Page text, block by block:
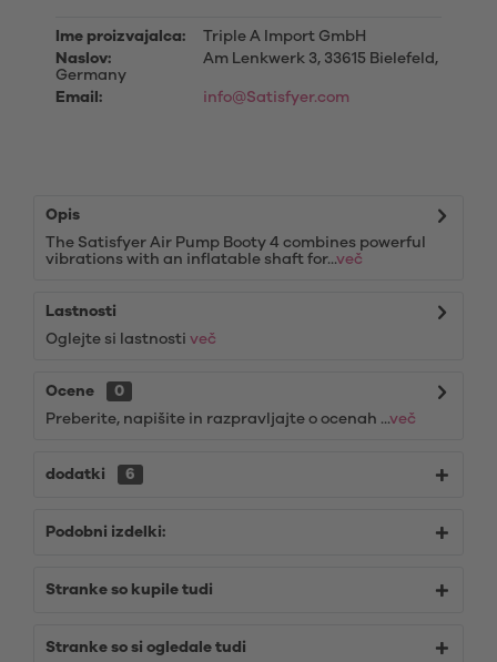
Ime proizvajalca:
Triple A Import GmbH
Naslov:
Am Lenkwerk 3, 33615 Bielefeld,
Germany
Email:
info@Satisfyer.com
Opis
The Satisfyer Air Pump Booty 4 combines powerful
vibrations with an inflatable shaft for...več
Lastnosti
Oglejte si lastnosti več
Ocene
0
Preberite, napišite in razpravljajte o ocenah ...več
dodatki 6
Podobni izdelki:
Stranke so kupile tudi
Stranke so si ogledale tudi